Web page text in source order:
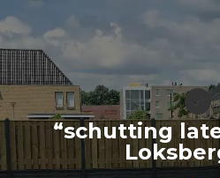
naar
de
inhoud
“schutting